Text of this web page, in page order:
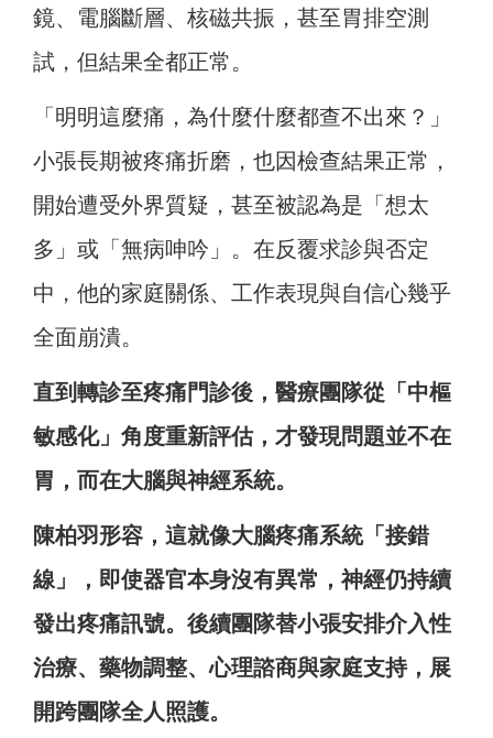
鏡、電腦斷層、核磁共振，甚至胃排空測
試，但結果全都正常。
「明明這麼痛，為什麼什麼都查不出來？」
小張長期被疼痛折磨，也因檢查結果正常，
開始遭受外界質疑，甚至被認為是「想太
多」或「無病呻吟」。在反覆求診與否定
中，他的家庭關係、工作表現與自信心幾乎
全面崩潰。
直到轉診至疼痛門診後，醫療團隊從「中樞
敏感化」角度重新評估，才發現問題並不在
胃，而在大腦與神經系統。
陳柏羽形容，這就像大腦疼痛系統「接錯
線」，即使器官本身沒有異常，神經仍持續
發出疼痛訊號。後續團隊替小張安排介入性
治療、藥物調整、心理諮商與家庭支持，展
開跨團隊全人照護。